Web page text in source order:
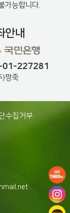
가능합니다.
안내
227281
)짱죽
수집거부